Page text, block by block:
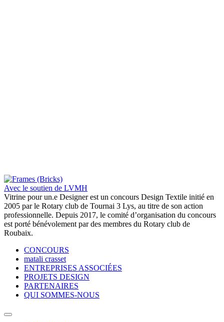
Avec le soutien de LVMH
Vitrine pour un.e Designer est un concours Design Textile initié en
2005 par le Rotary club de Tournai 3 Lys, au titre de son action
professionnelle. Depuis 2017, le comité d’organisation du concours
est porté bénévolement par des membres du Rotary club de
Roubaix.
CONCOURS
matali crasset
ENTREPRISES ASSOCIÉES
PROJETS DESIGN
PARTENAIRES
QUI SOMMES-NOUS